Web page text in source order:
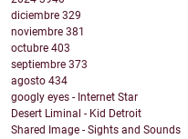
diciembre 329
noviembre 381
octubre 403
septiembre 373
agosto 434
googly eyes - Internet Star
Desert Liminal - Kid Detroit
Shared Image - Sights and Sounds